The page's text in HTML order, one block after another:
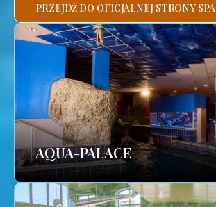
PRZEJDŹ DO OFICJALNEJ STRONY SPA
AQUA-PALACE